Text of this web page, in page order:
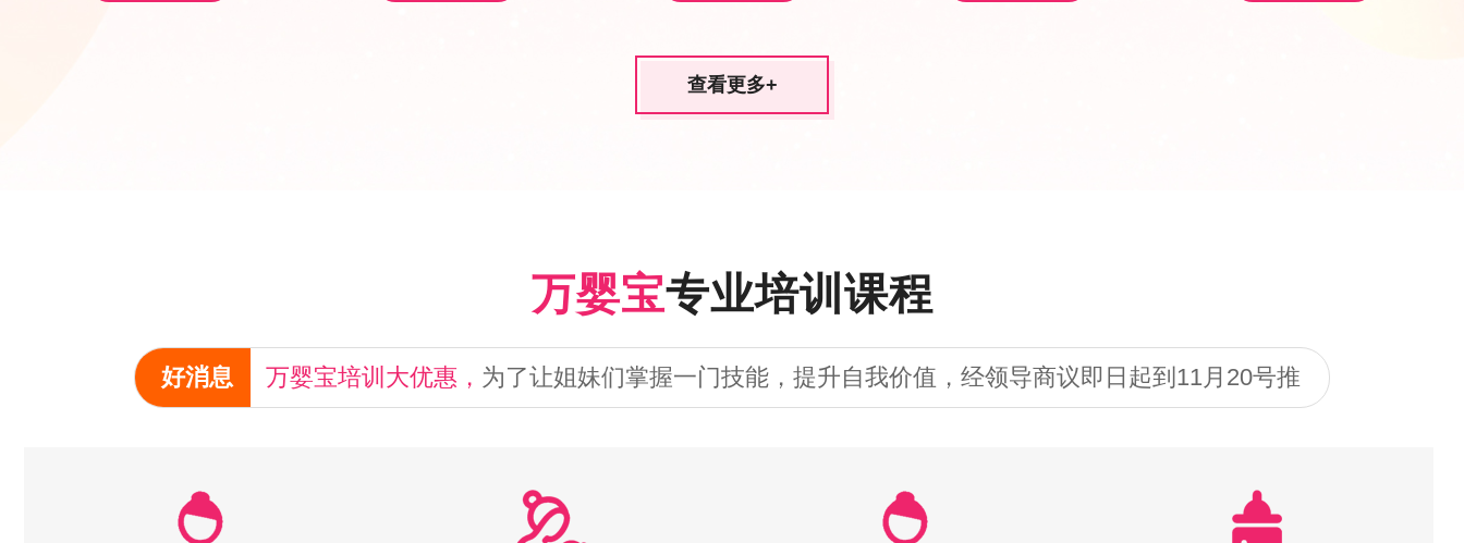
查看更多+
万婴宝专业培训课程
好消息 万婴宝培训大优惠， 为了让姐妹们掌握一门技能，提升自我价值，经领导商议即日起到11月20号推